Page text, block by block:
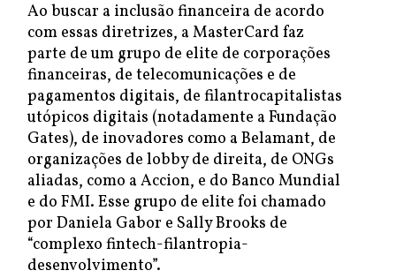
Ao buscar a inclusão financeira de acordo
com essas diretrizes, a MasterCard faz
parte de um grupo de elite de corporações
financeiras, de telecomunicações e de
pagamentos digitais, de filantrocapitalistas
utópicos digitais (notadamente a Fundação
Gates), de inovadores como a Belamant, de
organizações de lobby de direita, de ONGs
aliadas, como a Accion, e do Banco Mundial
e do FMI. Esse grupo de elite foi chamado
por Daniela Gabor e Sally Brooks de
“complexo fintech-filantropia-
desenvolvimento”.